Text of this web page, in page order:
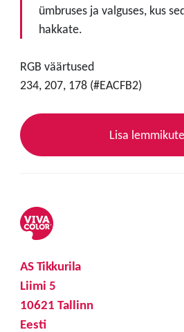
ümbruses ja valguses, kus
hakkate.
RGB väärtused
234, 207, 178 (#EACFB2)
Lisa
AS Tikkurila
Liimi 5
10621 Tallinn
Eesti